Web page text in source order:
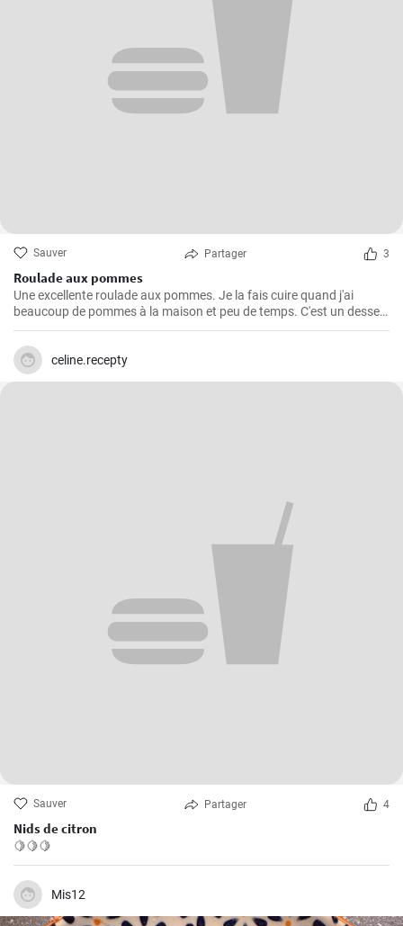
Sauver Partager 3
Roulade aux pommes
Une excellente roulade aux pommes. Je la fais cuire quand j'ai
beaucoup de pommes à la maison et peu de temps. C'est un dessert
rapide et facile qui plait toujours.
celine.recepty
Sauver Partager 4
Nids de citron
🍋🍋🍋
Mis12